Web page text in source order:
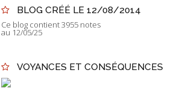
BLOG CRÉÉ LE 12/08/2014
Ce blog contient 3955 notes
au 12/05/25
VOYANCES ET CONSÉQUENCES